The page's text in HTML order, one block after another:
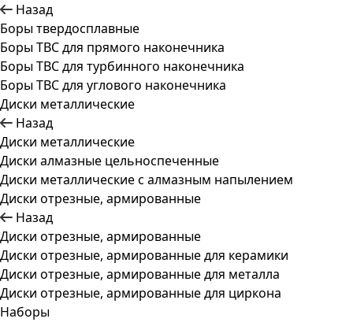
Назад
Боры твердосплавные
Боры ТВС для прямого наконечника
Боры ТВС для турбинного наконечника
Боры ТВС для углового наконечника
Диски металлические
Назад
Диски металлические
Диски алмазные цельноспеченные
Диски металлические с алмазным напылением
Диски отрезные, армированные
Назад
Диски отрезные, армированные
Диски отрезные, армированные для керамики
Диски отрезные, армированные для металла
Диски отрезные, армированные для циркона
Наборы